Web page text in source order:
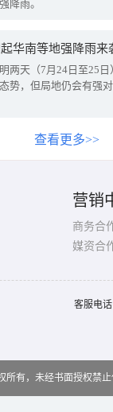
降雨。
起华南等地强降雨
两天（7月24日至25
势，但局地仍会有强
查看更多>>
营销
商务合
媒资合
客服电
所有，未经书面授权